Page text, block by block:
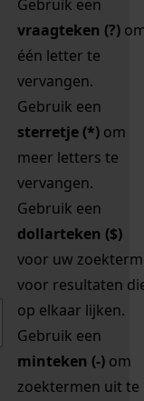
Gebruik een
vraagteken (?)
één letter te
vervangen.
Gebruik een
sterretje (*) om
meer letters te
vervangen.
Gebruik een
dollarteken ($)
voor uw zoekterm
voor resultaten
op elkaar lijken.
Gebruik een
minteken (-) om
zoektermen uit te